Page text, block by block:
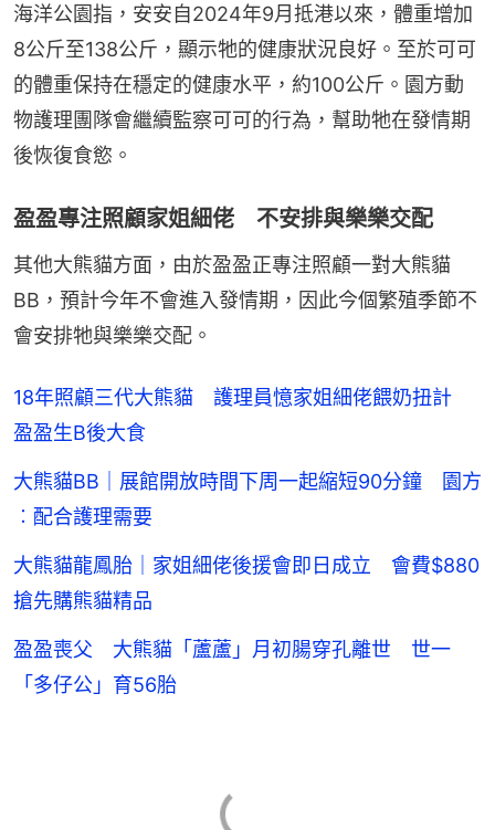
海洋公園指，安安自2024年9月抵港以來，體重增加
8公斤至138公斤，顯示牠的健康狀況良好。至於可可
的體重保持在穩定的健康水平，約100公斤。園方動
物護理團隊會繼續監察可可的行為，幫助牠在發情期
後恢復食慾。
盈盈專注照顧家姐細佬 不安排與樂樂交配
其他大熊貓方面，由於盈盈正專注照顧一對大熊貓
BB，預計今年不會進入發情期，因此今個繁殖季節不
會安排牠與樂樂交配。
18年照顧三代大熊貓 護理員憶家姐細佬餵奶扭計
盈盈生B後大食
大熊貓BB｜展館開放時間下周一起縮短90分鐘 園方
︰配合護理需要
大熊貓龍鳳胎｜家姐細佬後援會即日成立 會費$880
搶先購熊貓精品
盈盈喪父 大熊貓「蘆蘆」月初腸穿孔離世 世一
「多仔公」育56胎